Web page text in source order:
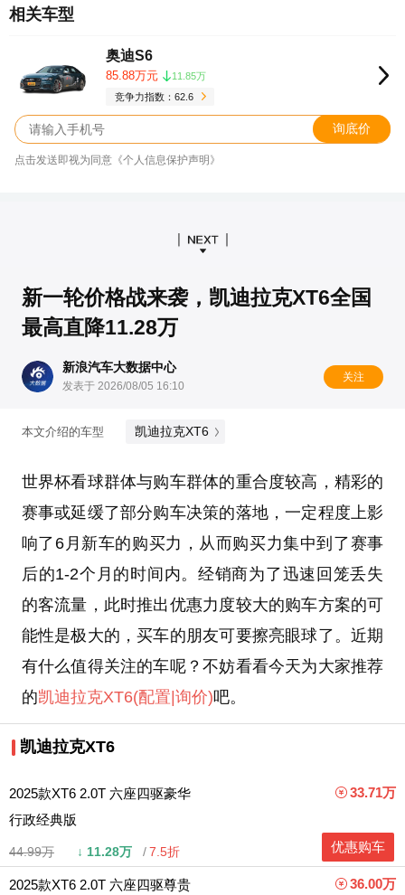
相关车型
奥迪S6
85.88万元
11.85万
竞争力指数：62.6
询底价
点击发送即视为同意《个人信息保护声明》
新一轮价格战来袭，凯迪拉克XT6全国
最高直降11.28万
新浪汽车大数据中心
发表于 2026/08/05 16:10
关注
本文介绍的车型 凯迪拉克XT6
世界杯看球群体与购车群体的重合度较高，精彩的
赛事或延缓了部分购车决策的落地，一定程度上影
响了6月新车的购买力，从而购买力集中到了赛事
后的1-2个月的时间内。经销商为了迅速回笼丢失
的客流量，此时推出优惠力度较大的购车方案的可
能性是极大的，买车的朋友可要擦亮眼球了。近期
有什么值得关注的车呢？不妨看看今天为大家推荐
的凯迪拉克XT6(配置 |询价)吧。
凯迪拉克XT6
2025款XT6 2.0T 六座四驱豪华
行政经典版
44.99万 ↓ 11.28万 7.5折
33.71万
优惠购车
2025款XT6 2.0T 六座四驱尊贵
36.00万